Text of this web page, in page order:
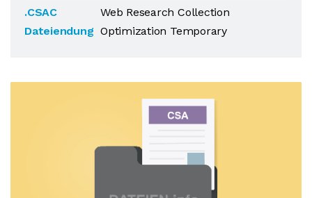
.CSAC
Dateiendung
Web Research Collection
Optimization Temporary